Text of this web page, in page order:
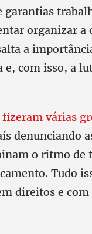
garantias
organizar a
a
e, com isso, a
várias
denunciando
o ritmo de
Tudo
direitos e com